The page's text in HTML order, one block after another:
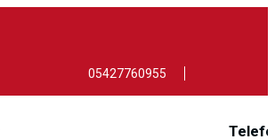
05427760955